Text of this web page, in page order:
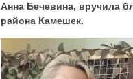
Анна Бечевина, вручила
района Камешек.